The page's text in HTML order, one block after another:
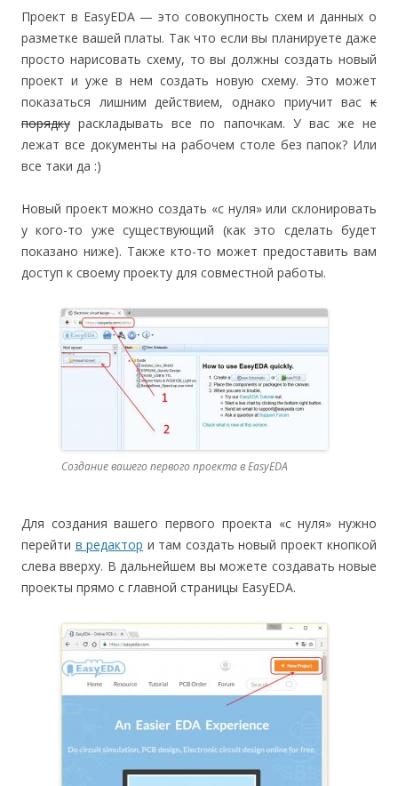
Проект в EasyEDA — это совокупность схем и данных о
разметке вашей платы. Так что если вы планируете даже
просто нарисовать схему, то вы должны создать новый
проект и уже в нем создать новую схему. Это может
показаться лишним действием, однако приучит вас к
порядку раскладывать все по папочкам. У вас же не
лежат все документы на рабочем столе без папок? Или
все таки да :)
Новый проект можно создать «с нуля» или склонировать
у кого-то уже существующий (как это сделать будет
показано ниже). Также кто-то может предоставить вам
доступ к своему проекту для совместной работы.
Создание вашего первого проекта в EasyEDA
Для создания вашего первого проекта «с нуля» нужно
перейти в редактор и там создать новый проект кнопкой
слева вверху. В дальнейшем вы можете создавать новые
проекты прямо с главной страницы EasyEDA.